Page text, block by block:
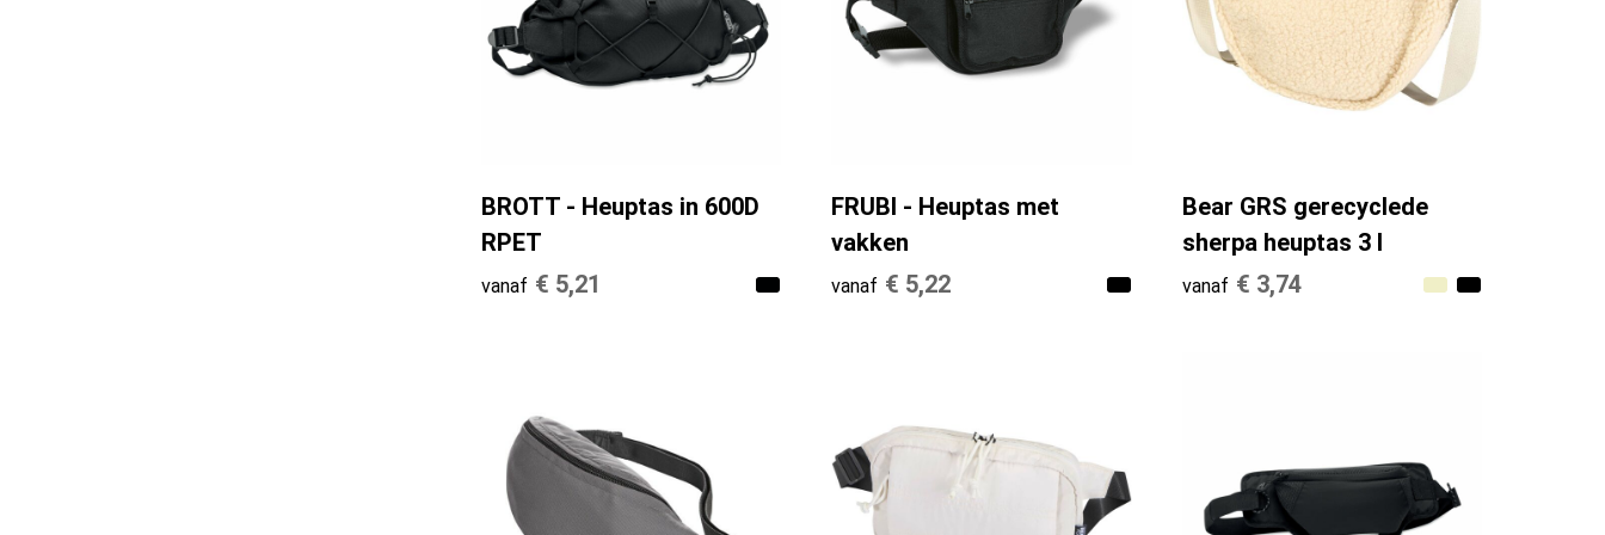
BROTT - Heuptas in 600D
RPET
vanaf € 5,21
FRUBI - Heuptas met
vakken
vanaf € 5,22
Bear GRS gerecyclede
sherpa heuptas 3 l
vanaf € 3,74